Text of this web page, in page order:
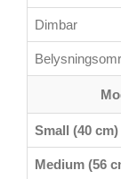
Dimbar
Small (40 cm)
Medium (56